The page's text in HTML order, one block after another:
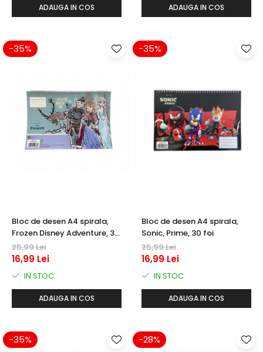
ADAUGA IN COS ADAUGA IN COS
-35%
Bloc de desen A4 spirala,
Frozen Disney Adventure, 30
foi
25,99 Lei
16,99 Lei
IN STOC
ADAUGA IN COS
-35%
Bloc de desen A4 spirala,
Sonic, Prime, 30 foi
25,99 Lei
16,99 Lei
IN STOC
ADAUGA IN COS
-35% -28%